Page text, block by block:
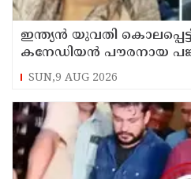
ഇന്ത്യന്‍ യുവതി
കനേഡിയന്‍ പൗരനായ
SUN,9 AUG 2026